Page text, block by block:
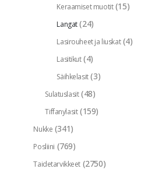
Keraamiset muotit (15)
Langat (24)
Lasirouheet ja liuskat (4)
Lasitikut (4)
Säihkelasit (3)
Sulatuslasit (48)
Tiffanylasit (159)
Nukke (341)
Posliini (769)
Taidetarvikkeet (2750)